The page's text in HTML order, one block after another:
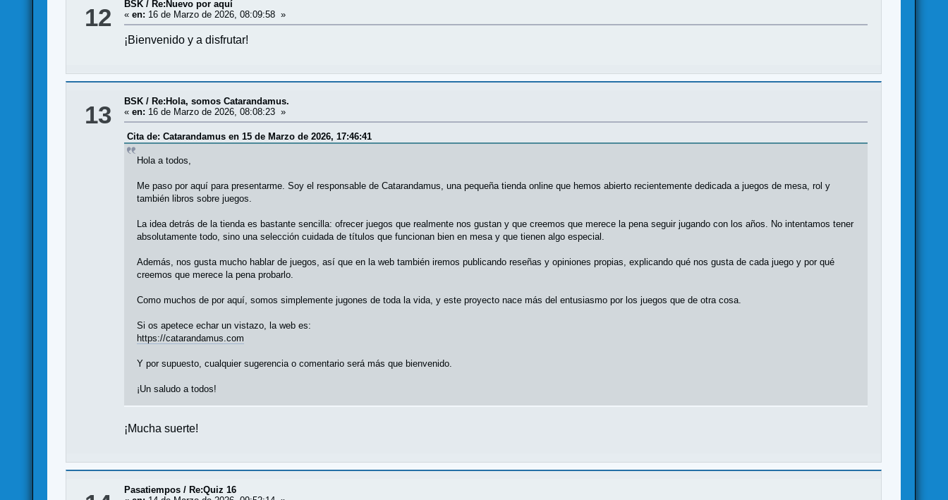
12 BSK / Re:Nuevo por aquí
«en: 16 de Marzo de 2026, 08:09:58 »
¡Bienvenido y a disfrutar!
13 BSK / Re:Hola, somos Catarandamus.
«en: 16 de Marzo de 2026, 08:08:23 »
Cita de: Catarandamus en 15 de Marzo de 2026, 17:46:41
Hola a todos,
Me paso por aquí para presentarme. Soy el responsable de Catarandamus, una pequeña tienda online que hemos abierto recientemente dedicada a juegos de mesa, rol y
también libros sobre juegos.
La idea detrás de la tienda es bastante sencilla: ofrecer juegos que realmente nos gustan y que creemos que merece la pena seguir jugando con los años. No intentamos tener
absolutamente todo, sino una selección cuidada de títulos que funcionan bien en mesa y que tienen algo especial.
Además, nos gusta mucho hablar de juegos, así que en la web también iremos publicando reseñas y opiniones propias, explicando qué nos gusta de cada juego y por qué
creemos que merece la pena probarlo.
Como muchos de por aquí, somos simplemente jugones de toda la vida, y este proyecto nace más del entusiasmo por los juegos que de otra cosa.
Si os apetece echar un vistazo, la web es:
https://catarandamus.com
Y por supuesto, cualquier sugerencia o comentario será más que bienvenido.
¡Un saludo a todos!
¡Mucha suerte!
Pasatiempos / Re:Quiz 16